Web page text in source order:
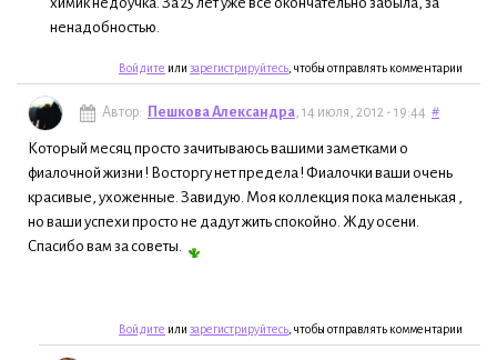
ненадобностью.
Войдите или зарегистрируйтесь , чтобы отправлять комментарии
Автор: Пешкова Александра, 14 июля, 2012 - 19:44 #
Который месяц просто зачитываюсь вашими заметками о
фиалочной жизни ! Восторгу нет предела ! Фиалочки ваши очень
красивые, ухоженные. Завидую. Моя коллекция пока маленькая ,
но ваши успехи просто не дадут жить спокойно. Жду осени.
Спасибо вам за советы.
Войдите или зарегистрируйтесь , чтобы отправлять комментарии